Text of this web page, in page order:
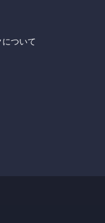
ついて